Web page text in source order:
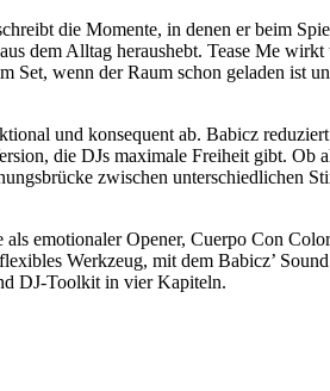
die Momente, in denen er beim
dem Alltag heraushebt. Tease Me
Set, wenn der Raum schon geladen ist
und konsequent ab. Babicz
die DJs maximale Freiheit gibt. Ob
zwischen unterschiedlichen
emotionaler Opener, Cuerpo Con
Werkzeug, mit dem Babicz’
DJ-Toolkit in vier Kapiteln.